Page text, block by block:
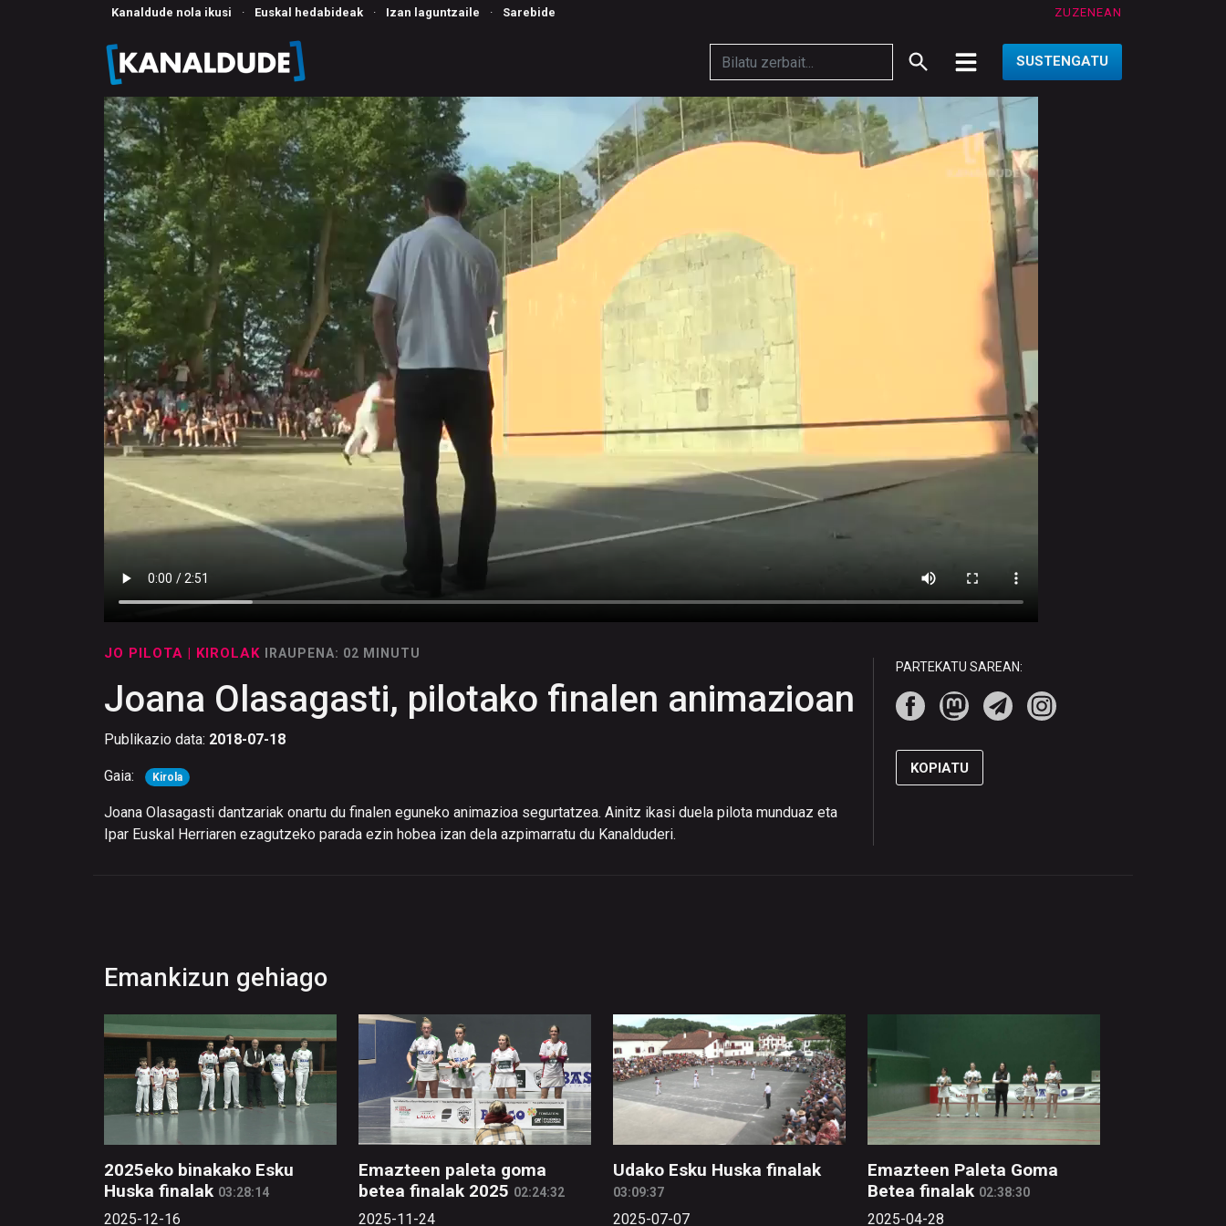
Kanaldude nola ikusi · Euskal hedabideak · Izan laguntzaile · Sarebide ZUZENEAN
SUSTENGATU
JO PILOTA | KIROLAK IRAUPENA: 02 MINUTU
Joana Olasagasti, pilotako finalen animazioan
Publikazio data: 2018-07-18
Gaia: Kirola
Joana Olasagasti dantzariak onartu du finalen eguneko animazioa segurtatzea. Ainitz ikasi duela pilota munduaz eta
Ipar Euskal Herriaren ezagutzeko parada ezin hobea izan dela azpimarratu du Kanalduderi.
PARTEKATU SAREAN:
KOPIATU
Emankizun gehiago
2025eko binakako Esku
Huska finalak 03:28:14
2025-12-16
Emazteen paleta goma
betea finalak 2025 02:24:32
2025-11-24
Udako Esku Huska finalak
03:09:37
2025-07-07
Emazteen Paleta Goma
Betea finalak 02:38:30
2025-04-28